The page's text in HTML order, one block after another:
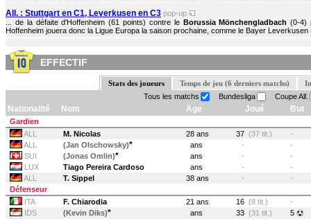
All. : Stuttgart en C1, Leverkusen en C3 pop-up
... de la défaite d'Hoffenheim (61 points) contre le Borussia Mönchengladbach (0-4)
Hoffenheim jouera donc la Ligue Europa la saison prochaine, comme le Bayer Leverkusen
EFFECTIF
Stats des joueurs Temps de jeu (6 derniers matchs)
Tous les matchs
Bundesliga Coupe All.
Nationalité Nom Age Joué But
Gardien
ALL
M. Nicolas 28 ans 37 (37 tit.)
-
ALL
(Jan Olschowsky)* ans -
-
SUI
(Jonas Omlin)* ans -
-
LUX
Tiago Pereira Cardoso ans -
-
ALL
T. Sippel 38 ans -
-
Défenseur
ITA
F. Chiarodia 21 ans 16 (8 tit.)
-
IDS
(Kevin Diks)* ans 33 (31 tit.)
5